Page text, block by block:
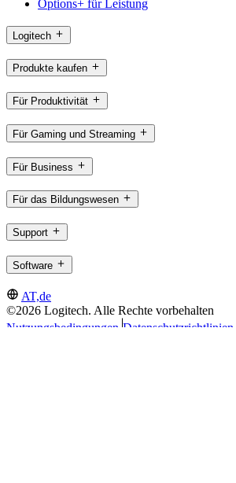
Options+ für Leistung
Logitech
Produkte kaufen
Für Produktivität
Für Gaming und Streaming
Für Business
Für das Bildungswesen
Support
Software
AT,de
©2026 Logitech. Alle Rechte vorbehalten
Nutzungsbedingungen Datenschutzrichtlinien